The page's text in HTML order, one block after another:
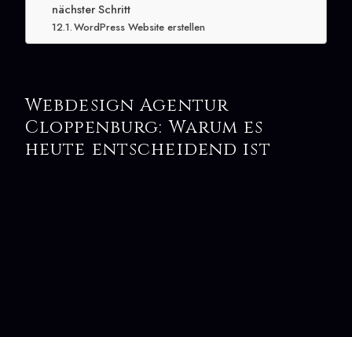
nächster Schritt
WordPress Website erstellen
Webdesign Agentur
Cloppenburg: Warum es
heute entscheidend ist